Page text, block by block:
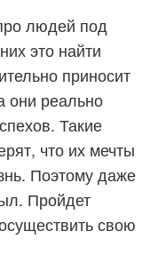
людей под
это найти
приносит
они реально
Такие
что их мечты
Поэтому даже
Пройдет
свою